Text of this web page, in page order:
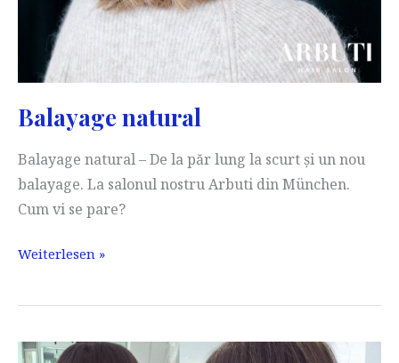
Balayage natural
Balayage natural – De la păr lung la scurt și un nou
balayage. La salonul nostru Arbuti din München.
Cum vi se pare?
Balayage
Weiterlesen »